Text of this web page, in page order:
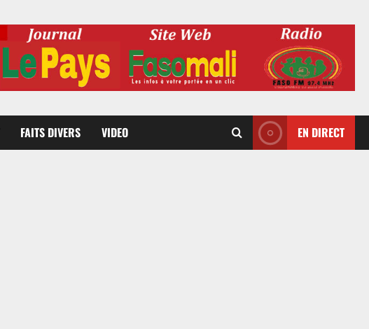
FAITS DIVERS VIDEO EN DIRECT